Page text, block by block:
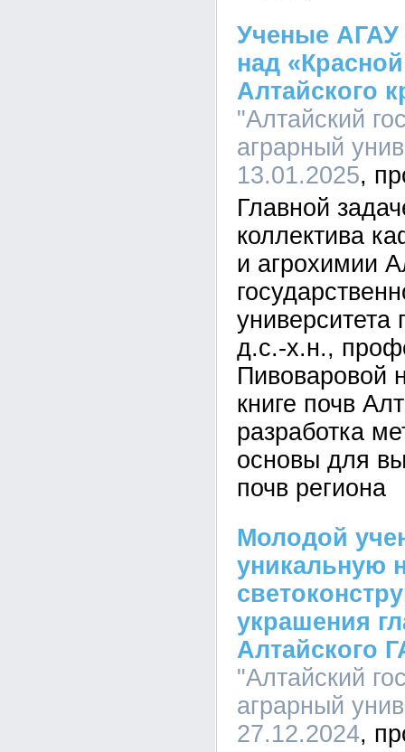
Ученые АГАУ
над
Алтайского
"Алтайский
аграрный
13.01.2025
Главной
коллектива
и агрохимии
университета
д.с.-х.н.,
Пивоваровой
книге почв
разработка
основы для
почв региона
Молодой
уникальную
украшения
Алтайского
"Алтайский
аграрный
27.12.2024